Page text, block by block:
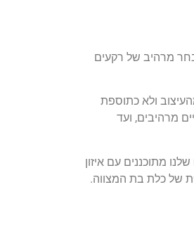
מרהיב של רקעים
ולא כתוספת
מרהיבים, ועד
מתוכננים עם איזון
של כלת בת המצווה.